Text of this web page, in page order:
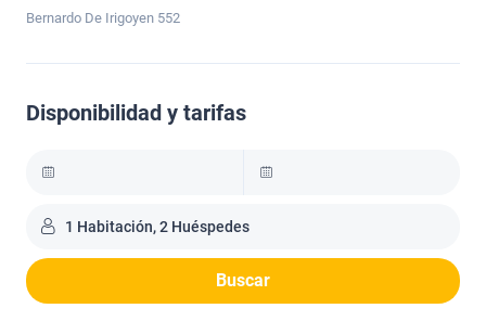
Bernardo De Irigoyen 552
Disponibilidad y tarifas
1 Habitación, 2 Huéspedes
Buscar